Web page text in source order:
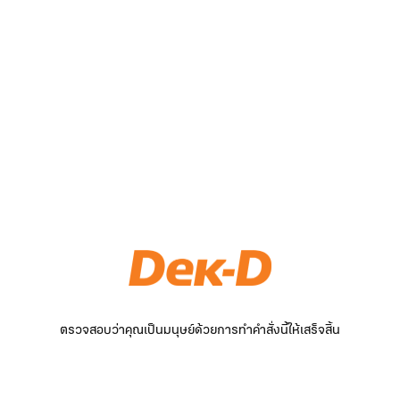
ตรวจสอบว่าคุณเป็นมนุษย์ด้วยการทำคำสั่งนี้ให้เสร็จสิ้น